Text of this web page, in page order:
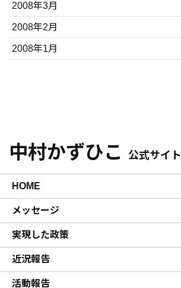
2008年3月
2008年2月
2008年1月
中村かずひこ 公式サイト
HOME
メッセージ
実現した政策
近況報告
活動報告